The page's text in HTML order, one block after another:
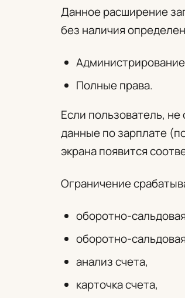
Данное расширение
без наличия
Полные права.
Если пользователь,
данные по зарплате
экрана появится
Ограничение
оборотно-
оборотно-
анализ счета,
карточка счета,